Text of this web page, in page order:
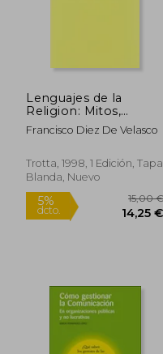
dcto.
Lenguajes de la
Religion: Mitos,
Simbolos e Imagenes
de la Grecia Antigua
Francisco Diez De Velasco
Trotta, 1998, 1 Edición, Tapa
Blanda, Nuevo